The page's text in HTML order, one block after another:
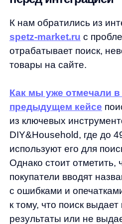
из ключевых инструментов
DIY&Household, где до 49%
используют его для поиска
Однако стоит отметить, что
покупатели вводят названия
с ошибками и опечатками.
результаты или не выдает
Удобный и приятный в
целая совокупность систем.
внимание на одну из них —
исправлений. За простым
«исправление» скрывается
поисковый запрос на
и выявляет ошибки в
он работает: